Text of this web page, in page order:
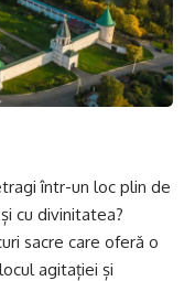
într-un loc plin de
cu divinitatea?
sacre care oferă o
agitației și